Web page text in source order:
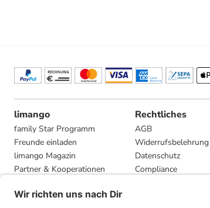
limango
family Star Programm
Freunde einladen
limango Magazin
Partner & Kooperationen
Presse
Rechtliches
AGB
Widerrufsbelehrung
Datenschutz
Compliance